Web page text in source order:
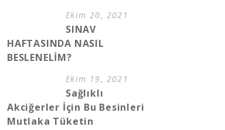
Ekim 20, 2021
SINAV
HAFTASINDA NASIL
BESLENELİM?
Ekim 19, 2021
Sağlıklı
Akciğerler İçin Bu Besinleri
Mutlaka Tüketin